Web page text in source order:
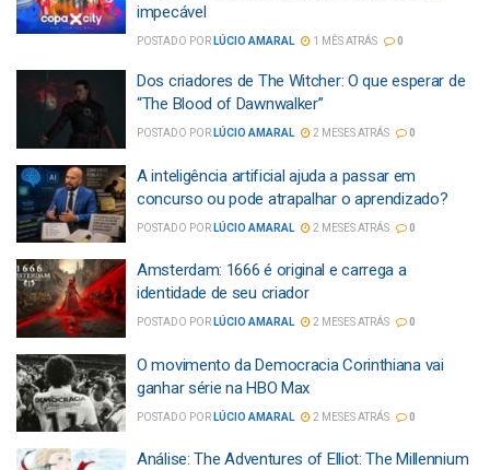
impecável
POSTADO POR LÚCIO AMARAL 1 MÊS ATRÁS 0
Dos criadores de The Witcher: O que esperar de
“The Blood of Dawnwalker”
POSTADO POR LÚCIO AMARAL 2 MESES ATRÁS 0
A inteligência artificial ajuda a passar em
concurso ou pode atrapalhar o aprendizado?
POSTADO POR LÚCIO AMARAL 2 MESES ATRÁS 0
Amsterdam: 1666 é original e carrega a
identidade de seu criador
POSTADO POR LÚCIO AMARAL 2 MESES ATRÁS 0
O movimento da Democracia Corinthiana vai
ganhar série na HBO Max
POSTADO POR LÚCIO AMARAL 2 MESES ATRÁS 0
Análise: The Adventures of Elliot: The Millennium